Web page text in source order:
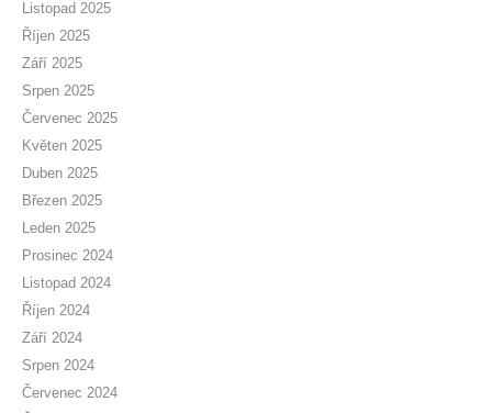
Listopad 2025
Říjen 2025
Září 2025
Srpen 2025
Červenec 2025
Květen 2025
Duben 2025
Březen 2025
Leden 2025
Prosinec 2024
Listopad 2024
Říjen 2024
Září 2024
Srpen 2024
Červenec 2024